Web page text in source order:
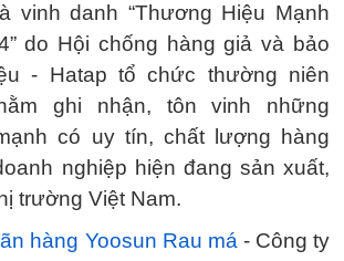
vinh danh “Thương Hiệu Mạnh
do Hội chống hàng giả và bảo
- Hatap tổ chức thường niên
ghi nhận, tôn vinh những
có uy tín, chất lượng hàng
nghiệp hiện đang sản xuất,
trường Việt Nam.
hàng Yoosun Rau má - Công ty